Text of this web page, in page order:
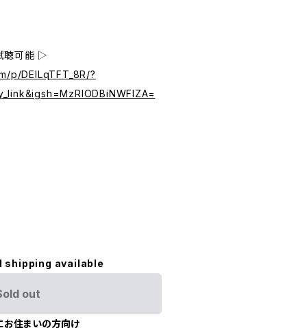
聴可能 ▷
p/DElLqTFT_8R/?
shipping available
out
お住まいの方向け